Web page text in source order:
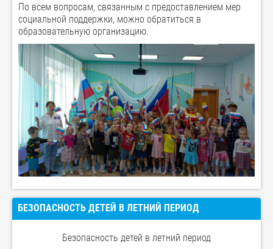
По всем вопросам, связанным с предоставлением мер
социальной поддержки, можно обратиться в
образовательную организацию.
БЕЗОПАСНОСТЬ ДЕТЕЙ В ЛЕТНИЙ ПЕРИОД
Безопасность детей в летний период